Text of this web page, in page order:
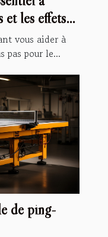
et les effets
vous aider à
pas pour le...
de ping-